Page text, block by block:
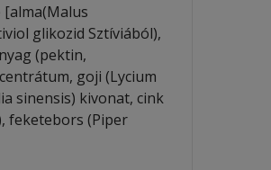
[alma(Malus
glikozid Sztíviából),
(pektin,
goji (Lycium
sinensis) kivonat, cink
feketebors (Piper